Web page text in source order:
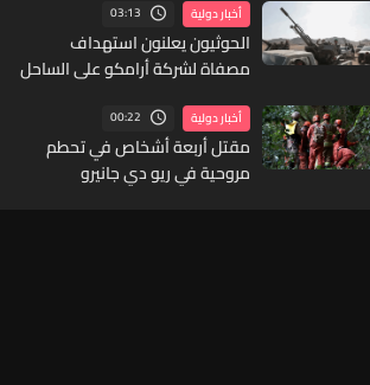
أخبار دولية 03:13
الحوثيون يعلنون استهداف
مصفاة لشركة أرامكو على الساحل
أخبار دولية 00:22
مقتل أربعة أشخاص في تحطم
مروحية في ريو دي جانيرو